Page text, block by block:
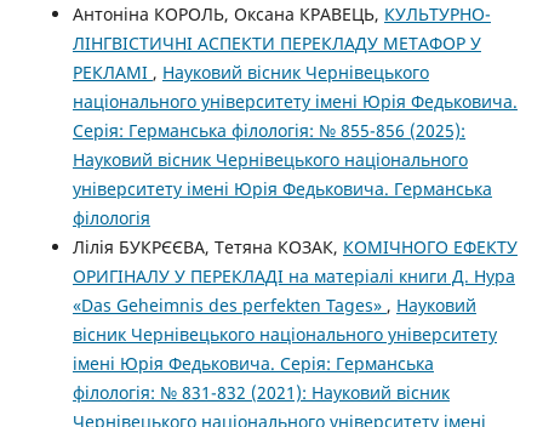
Антоніна КОРОЛЬ, Оксана КРАВЕЦЬ, КУЛЬТУРНО-
ЛІНГВІСТИЧНІ АСПЕКТИ ПЕРЕКЛАДУ МЕТАФОР У
РЕКЛАМІ , Науковий вісник Чернівецького
національного університету імені Юрія Федьковича.
Серія: Германська філологія: № 855-856 (2025):
Науковий вісник Чернівецького національного
університету імені Юрія Федьковича. Германська
філологія
Лілія БУКРЄЄВА, Тетяна КОЗАК, КОМІЧНОГО ЕФЕКТУ
ОРИГІНАЛУ У ПЕРЕКЛАДІ на матеріалі книги Д. Нура
«Das Geheimnis des perfekten Tages» , Науковий
вісник Чернівецького національного університету
імені Юрія Федьковича. Серія: Германська
філологія: № 831-832 (2021): Науковий вісник
Чернівецького національного університету імені